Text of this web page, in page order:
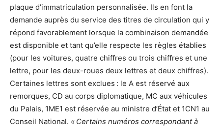
plaque d’immatriculation personnalisée. Ils en font la
demande auprès du service des titres de circulation qui y
répond favorablement lorsque la combinaison demandée
est disponible et tant qu’elle respecte les règles établies
(pour les voitures, quatre chiffres ou trois chiffres et une
lettre, pour les deux-roues deux lettres et deux chiffres).
Certaines lettres sont exclues : le A est réservé aux
remorques, CD au corps diplomatique, MC aux véhicules
du Palais, 1ME1 est réservée au ministre d’État et 1CN1 au
Conseil National. « Certains numéros correspondant à